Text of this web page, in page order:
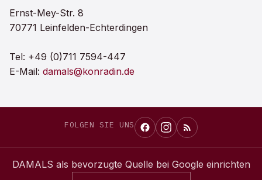
Ernst-Mey-Str. 8
70771 Leinfelden-Echterdingen
Tel: +49 (0)711 7594-447
E-Mail: damals@konradin.de
FOLGEN SIE UNS
DAMALS als bevorzugte Quelle bei Google einrichten